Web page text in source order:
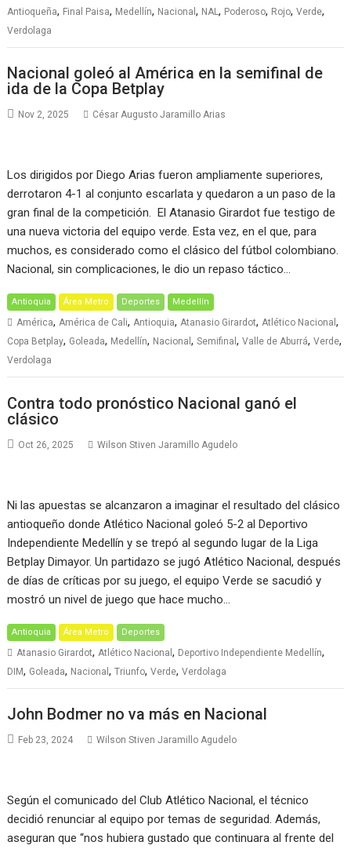
Antioqueña, Final Paisa, Medellín, Nacional, NAL, Poderoso, Rojo,Verde,
Verdolaga
Nacional goleó al América en la semifinal de
ida de la Copa Betplay
Nov 2, 2025 César Augusto Jaramillo Arias
Los dirigidos por Diego Arias fueron ampliamente superiores,
derrotaron 4-1 al conjunto escarlata y quedaron a un paso de la
gran final de la competición. El Atanasio Girardot fue testigo de
una nueva victoria del equipo verde. Esta vez, en el que, para
muchos, es considerado como el clásico del fútbol colombiano.
Nacional, sin complicaciones, le dio un repaso táctico…
Antioquia Área Metro Deportes Medellín
América,América de Cali,Antioquia,Atanasio Girardot,Atlético Nacional,
Copa Betplay, Goleada, Medellín, Nacional,Semifinal,Valle de Aburrá,Verde,
Verdolaga
Contra todo pronóstico Nacional ganó el
clásico
Oct 26, 2025 Wilson Stiven Jaramillo Agudelo
Ni las apuestas se alcanzaron a imaginar el resultado del clásico
antioqueño donde Atlético Nacional goleó 5-2 al Deportivo
Independiente Medellín y se trepó al segundo lugar de la Liga
Betplay Dimayor. Un partidazo se jugó Atlético Nacional, después
de días de críticas por su juego, el equipo Verde se sacudió y
mostró un nivel de juego que hace mucho…
Antioquia Área Metro Deportes
Atanasio Girardot,Atlético Nacional, Deportivo Independiente Medellín,
DIM, Goleada, Nacional,Triunfo,Verde,Verdolaga
John Bodmer no va más en Nacional
Feb 23, 2024 Wilson Stiven Jaramillo Agudelo
Según el comunicado del Club Atlético Nacional, el técnico
decidió renunciar al equipo por temas de seguridad. Además,
aseguran que “nos hubiera gustado que continuara al frente del